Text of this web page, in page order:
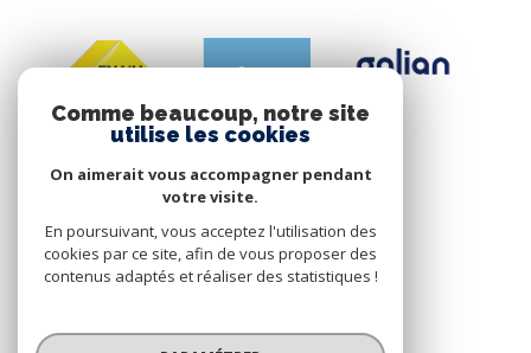
© 2026 | Tous droits réservés
Comme beaucoup, notre site
utilise les cookies
On aimerait vous accompagner pendant
votre visite.
En poursuivant, vous acceptez l'utilisation des
cookies par ce site, afin de vous proposer des
contenus adaptés et réaliser des statistiques !